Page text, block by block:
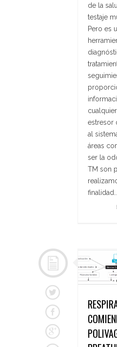
de la
testaje
Pero es
estresor
al
áreas
ser la
TM son
finalidad...